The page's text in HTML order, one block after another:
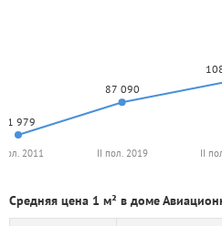
51 979
87 090
2011 II пол. 2019 II
Средняя цена 1 м² в доме